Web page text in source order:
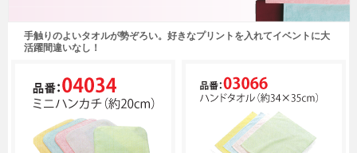
お問い合わせ
初めての方へ
無料カタログ請求
手触りのよいタオルが勢ぞろい。好きなプリントを入れてイベントに大
活躍間違いなし！